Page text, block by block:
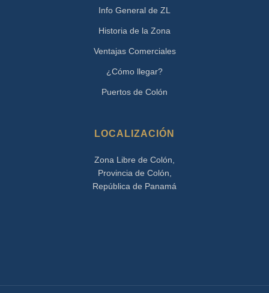
Info General de ZL
Historia de la Zona
Ventajas Comerciales
¿Cómo llegar?
Puertos de Colón
LOCALIZACIÓN
Zona Libre de Colón,
Provincia de Colón,
República de Panamá